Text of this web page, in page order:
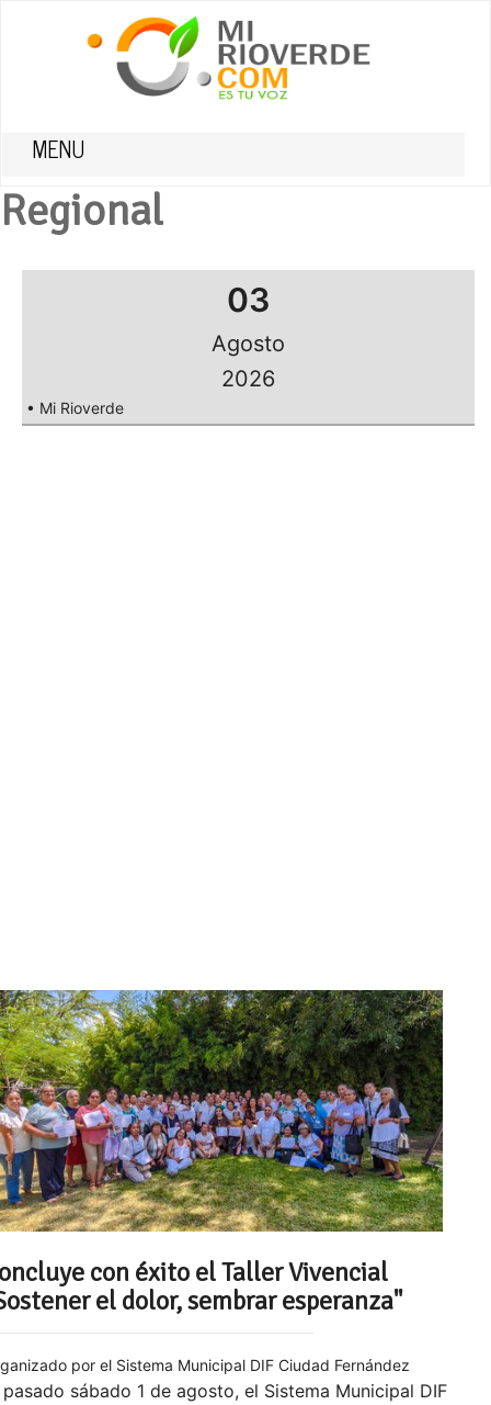
MENU
Regional
03
Agosto
2026
• Mi Rioverde
con éxito el Taller Vivencial
el dolor, sembrar esperanza"
por el Sistema Municipal DIF Ciudad Fernández
pasado sábado 1 de agosto, el Sistema Municipal DIF